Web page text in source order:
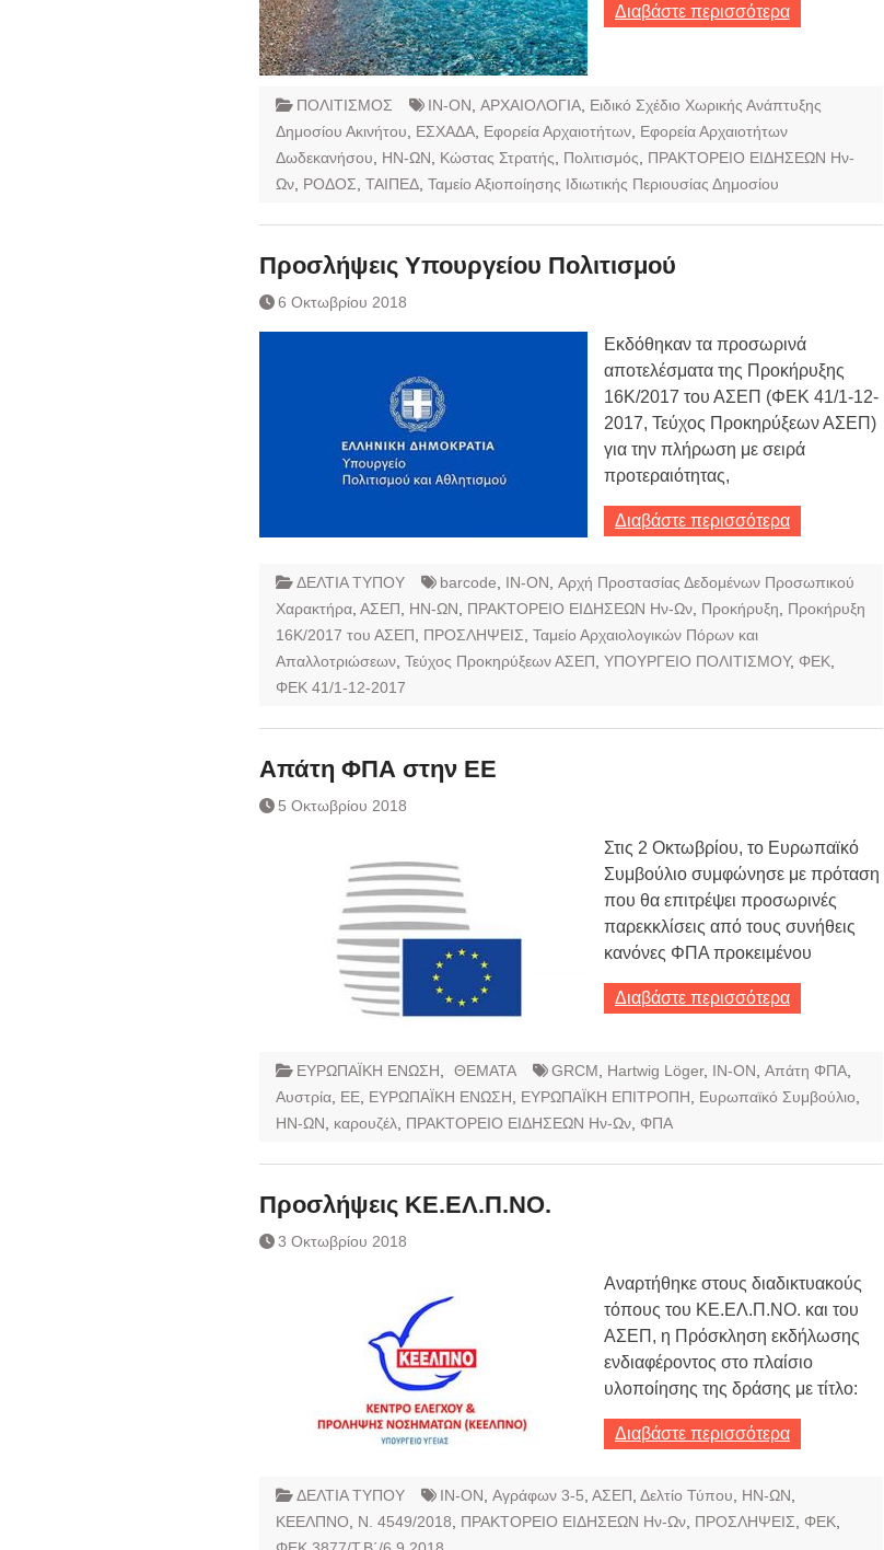
Διαβάστε περισσότερα
ΠΟΛΙΤΙΣΜΟΣ IN-ON ΑΡΧΑΙΟΛΟΓΙΑ Ειδικό Σχέδιο Χωρικής Ανάπτυξης
Δημοσίου Ακινήτου
ΕΣΧΑΔΑ Εφορεία Αρχαιοτήτων Εφορεία Αρχαιοτήτων
Δωδεκανήσου
ΗΝ-ΩΝ Κώστας Στρατής Πολιτισμός
ΠΡΑΚΤΟΡΕΙΟ ΕΙΔΗΣΕΩΝ Ην-
Ων ΡΟΔΟΣ ΤΑΙΠΕΔ Ταμείο Αξιοποίησης Ιδιωτικής Περιουσίας Δημοσίου
Προσλήψεις Υπουργείου Πολιτισμού
6 Οκτωβρίου 2018
Εκδόθηκαν τα προσωρινά
αποτελέσματα της Προκήρυξης
16Κ/2017 του ΑΣΕΠ (ΦΕΚ 41/1-12-
2017, Τεύχος Προκηρύξεων ΑΣΕΠ)
για την πλήρωση με σειρά
προτεραιότητας,
Διαβάστε περισσότερα
ΔΕΛΤΙΑ ΤΥΠΟΥ barcode IN-ON Αρχή Προστασίας Δεδομένων Προσωπικού
Χαρακτήρα ΑΣΕΠ ΗΝ-ΩΝ ΠΡΑΚΤΟΡΕΙΟ ΕΙΔΗΣΕΩΝ Ην-Ων Προκήρυξη
Προκήρυξη
16Κ/2017 του ΑΣΕΠ
ΠΡΟΣΛΗΨΕΙΣ Ταμείο Αρχαιολογικών Πόρων και
Απαλλοτριώσεων Τεύχος Προκηρύξεων ΑΣΕΠ ΥΠΟΥΡΓΕΙΟ ΠΟΛΙΤΙΣΜΟΥ, ΦΕΚ
ΦΕΚ 41/1-12-2017
Απάτη ΦΠΑ στην ΕΕ
5 Οκτωβρίου 2018
Στις 2 Οκτωβρίου, το Ευρωπαϊκό
Συμβούλιο συμφώνησε με πρόταση
που θα επιτρέψει προσωρινές
παρεκκλίσεις από τους συνήθεις
κανόνες ΦΠΑ προκειμένου
Διαβάστε περισσότερα
ΕΥΡΩΠΑΪΚΗ ΕΝΩΣΗ ΘΕΜΑΤΑ GRCM Hartwig Löger, IN-ON Απάτη ΦΠΑ
Αυστρία ΕΕ ΕΥΡΩΠΑΪΚΗ ΕΝΩΣΗ ΕΥΡΩΠΑΪΚΗ ΕΠΙΤΡΟΠΗ Ευρωπαϊκό Συμβούλιο
ΗΝ-ΩΝ
καρουζέλ ΠΡΑΚΤΟΡΕΙΟ ΕΙΔΗΣΕΩΝ Ην-Ων ΦΠΑ
Προσλήψεις ΚΕ.ΕΛ.Π.ΝΟ.
3 Οκτωβρίου 2018
Αναρτήθηκε στους διαδικτυακούς
τόπους του ΚΕ.ΕΛ.Π.ΝΟ. και του
ΑΣΕΠ, η Πρόσκληση εκδήλωσης
ενδιαφέροντος στο πλαίσιο
υλοποίησης της δράσης με τίτλο:
Διαβάστε περισσότερα
ΔΕΛΤΙΑ ΤΥΠΟΥ IN-ON Αγράφων 3-5 ΑΣΕΠ Δελτίο Τύπου ΗΝ-ΩΝ
ΚΕΕΛΠΝΟ
Ν. 4549/2018 ΠΡΑΚΤΟΡΕΙΟ ΕΙΔΗΣΕΩΝ Ην-Ων ΠΡΟΣΛΗΨΕΙΣ ΦΕΚ